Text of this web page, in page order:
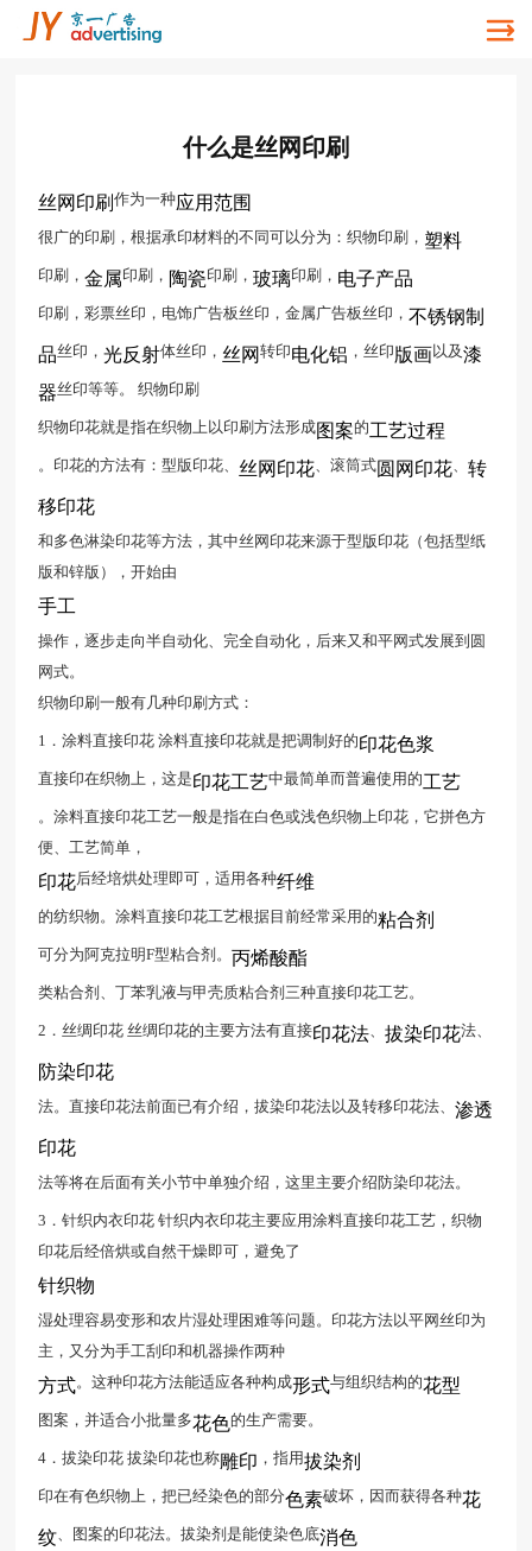
什么是丝网印刷
丝网印刷 作为一种应用范围
很广的印刷，根据承印材料的不同可以分为：织物印刷， 塑料
印刷， 金属印刷， 陶瓷印刷， 玻璃印刷， 电子产品
印刷，彩票丝印，电饰广告板丝印，金属广告板丝印， 不锈钢制
品丝印， 光反射体丝印， 丝网 转印电化铝 ，丝印版画以及漆
器丝印等等。 织物印刷
织物印花就是指在织物上以印刷方法形成图案的工艺过程
。印花的方法有：型版印花、 丝网印花、滚筒式圆网印花、 转
移印花
和多色淋染印花等方法，其中丝网印花来源于型版印花（包括型纸
版和锌版），开始由
手工
操作，逐步走向半自动化、完全自动化，后来又和平网式发展到圆
网式。
织物印刷一般有几种印刷方式：
1．涂料直接印花 涂料直接印花就是把调制好的印花色浆
直接印在织物上，这是印花工艺中最简单而普遍使用的工艺
。涂料直接印花工艺一般是指在白色或浅色织物上印花，它拼色方
便、工艺简单，
印花后经培烘处理即可，适用各种纤维
的纺织物。涂料直接印花工艺根据目前经常采用的粘合剂
可分为阿克拉明F型粘合剂。 丙烯酸酯
类粘合剂、丁苯乳液与甲壳质粘合剂三种直接印花工艺。
2．丝绸印花 丝绸印花的主要方法有直接印花法、 拔染印花法、
防染印花
法。直接印花法前面已有介绍，拔染印花法以及转移印花法、 渗透
印花
法等将在后面有关小节中单独介绍，这里主要介绍防染印花法。
3．针织内衣印花 针织内衣印花主要应用涂料直接印花工艺，织物
印花后经倍烘或自然干燥即可，避免了
针织物
湿处理容易变形和农片湿处理困难等问题。印花方法以平网丝印为
主，又分为手工刮印和机器操作两种
方式。这种印花方法能适应各种构成形式与组织结构的花型
图案，并适合小批量多花色的生产需要。
4．拔染印花 拔染印花也称雕印 ，指用拔染剂
印在有色织物上，把已经染色的部分色素破坏，因而获得各种花
纹、图案的印花法。拔染剂是能使染色底消色